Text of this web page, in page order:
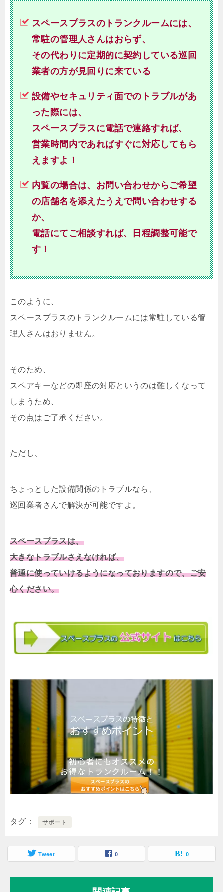
スペースプラスのトランクルームには、
常駐の管理人さんはおらず、
その代わりに定期的に契約している巡回
業者の方が見回りに来ている
設備やセキュリティ面でのトラブルがあ
った際には、
スペースプラスに電話で連絡すれば、
営業時間内であればすぐに対応してもら
えますよ！
内覧の場合は、お問い合わせからご希望
の店舗名を添えたうえで問い合わせする
か、
電話にてご相談すれば、日程調整可能で
す！
このように、
スペースプラスのトランクルームには常駐している管
理人さんはおりません。
そのため、
スペアキーなどの即座の対応というのは難しくなって
しまうため、
その点はご了承ください。
ただし、
ちょっとした設備関係のトラブルなら、
巡回業者さんで解決が可能ですよ。
スペースプラスは、
大きなトラブルさえなければ、
普通に使っていけるようになっておりますので、ご安
心ください。
タグ サポート
Tweet 0 0